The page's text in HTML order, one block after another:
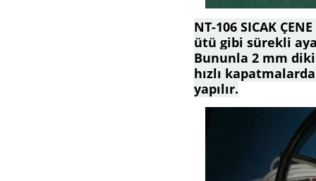
NT-106 SICAK
ütü gibi sürekli
Bununla 2 mm
hızlı
yapılır.